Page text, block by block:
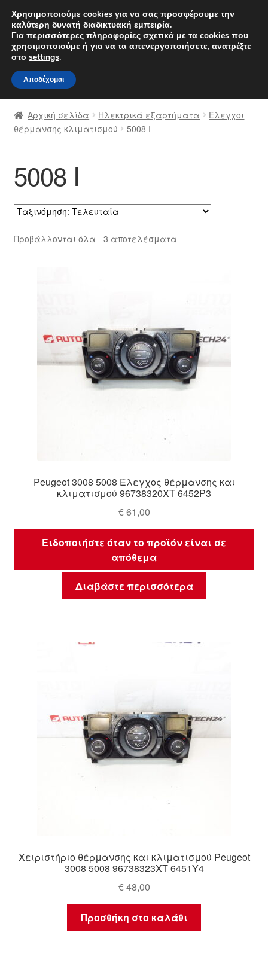
ΑΠΟΣΤΟΛΗ από 7 EUR
Δευτέρα-Παρ. 9 π.μ. - 4 μ.μ.
Απευθείας
μετάβαση
στην
πλοήγηση
Μετάβαση
σε
περιεχόμενο
Αρχική
Διαδικασία Παραπόνων
Καροτσάκι
Μεταφορά
Παγκόσμια αποστολή
Αρχική σελίδα Ηλεκτρικά εξαρτήματα
Έλεγχοι
θέρμανσης κλιματισμού
5008 Ι
5008 Ι
Προβάλλονται όλα - 3 αποτελέσματαSorted
Peugeot 3008 5008 Έλεγχος θέρμανσης και
κλιματισμού 96738320XT 6452P3
€61,00
Ειδοποιήστε όταν το προϊόν είναι σε
απόθεμα
Διαβάστε περισσότερα
Χειριστήριο θέρμανσης και κλιματισμού Peugeot
3008 5008 96738323XT 6451Y4
€48,00
Προσθήκη στο καλάθι
Χρησιμοποιούμε cookies για να σας προσφέρουμε την
καλύτερη δυνατή διαδικτυακή εμπειρία.
Για περισσότερες πληροφορίες σχετικά με τα cookies που
χρησιμοποιούμε ή για να τα απενεργοποιήσετε, ανατρέξτε
στο settings.
Αποδέχομαι